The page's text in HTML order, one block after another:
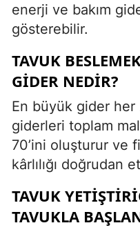
enerji ve bakım
gösterebilir.
TAVUK
GIDER NEDIR?
En büyük gider her
giderleri toplam
70’ini oluşturur ve
kârlılığı doğrudan
TAVUK
TAVUKLA